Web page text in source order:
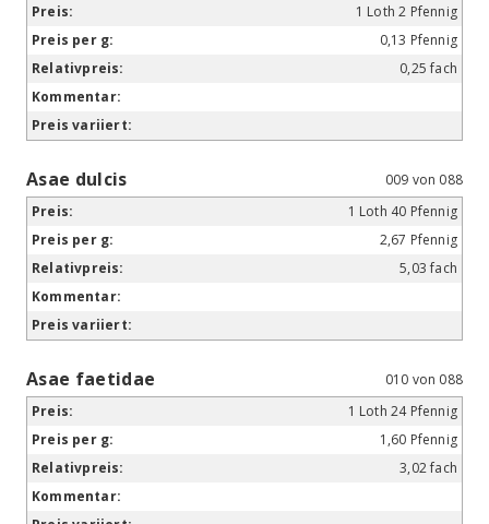
1 Loth 2 Pfennig
0,13 Pfennig
0,25 fach
Asae dulcis
009 von 088
1 Loth 40 Pfennig
2,67 Pfennig
5,03 fach
Asae faetidae
010 von 088
1 Loth 24 Pfennig
1,60 Pfennig
3,02 fach